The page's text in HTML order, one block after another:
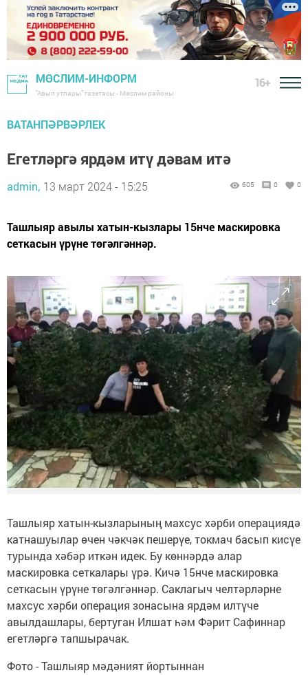
МӨСЛИМ-ИНФОРМ
"Авыл утлары" газетасы - Мөслим районы
16+
ВАТАНПӘРВӘРЛЕК
Егетләргә ярдәм итү дәвам итә
admin, 13 март 2024 - 15:25 605 0 0
Ташлыяр авылы хатын-кызлары 15нче маскировка
сеткасын үрүне төгәлгәннәр.
Ташлыяр хатын-кызларының махсус хәрби операциядә
катнашуылар өчен чәкчәк пешерүе, токмач басып кисүе
турында хәбәр иткән идек. Бу көннәрдә алар
маскировка сеткалары үрә. Кичә 15нче маскировка
сеткасын үрүне төгәлгәннәр. Саклагыч челтәрләрне
махсус хәрби операция зонасына ярдәм илтүче
авылдашлары, бертуган Илшат һәм Фәрит Сафиннар
егетләргә тапшырачак.
Фото - Ташлыяр мәдәният йортыннан